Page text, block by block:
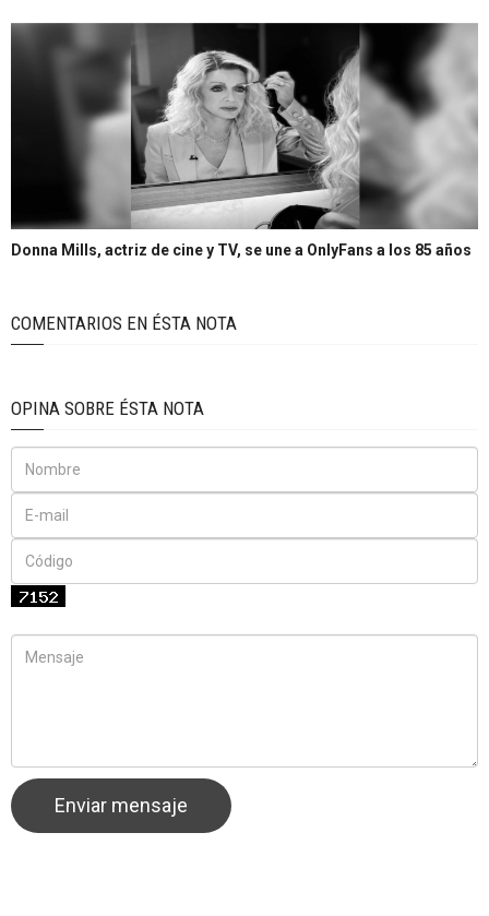
Donna Mills, actriz de cine y TV, se une a OnlyFans a los 85 años
COMENTARIOS EN ÉSTA NOTA
OPINA SOBRE ÉSTA NOTA